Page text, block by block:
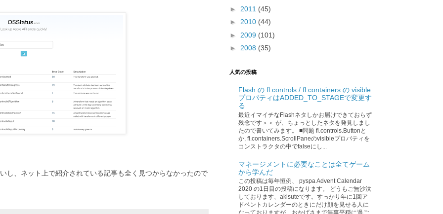
し、ネット上で紹介されている記事も全く見つからなかったので
► 2011 (45)
► 2010 (44)
► 2009 (101)
► 2008 (35)
人気の投稿
Flash の fl.controls / fl.containers の visible
プロパティはADDED_TO_STAGEで変更す
る
最近イマイチなFlashネタしかお届けできておらず
残念です＞＜ が、ちょっとしたネタを発見しまし
たので書いてみます。 ■問題 fl.controls.Buttonと
か, fl.containers.ScrollPaneのvisibleプロパティを
コンストラクタの中でfalseにし...
マネージメントに必要なことは全てゲーム
から学んだ
この投稿は毎年恒例、 pyspa Advent Calendar
2020 の1日目の投稿になります。 どうもご無沙汰
しております、akisuteです。すっかり年に1回ア
ドベントカレンダーのときにだけ顔を見せる人に